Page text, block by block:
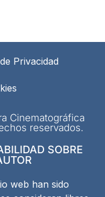
Privacidad
Cinematográfica
reservados.
SOBRE
web han sido